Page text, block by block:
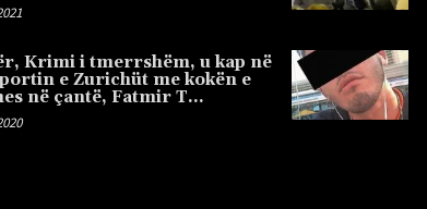
Krimi i tmerrshëm, u kap në
e Zurichüt me kokën e
në çantë, Fatmir T…